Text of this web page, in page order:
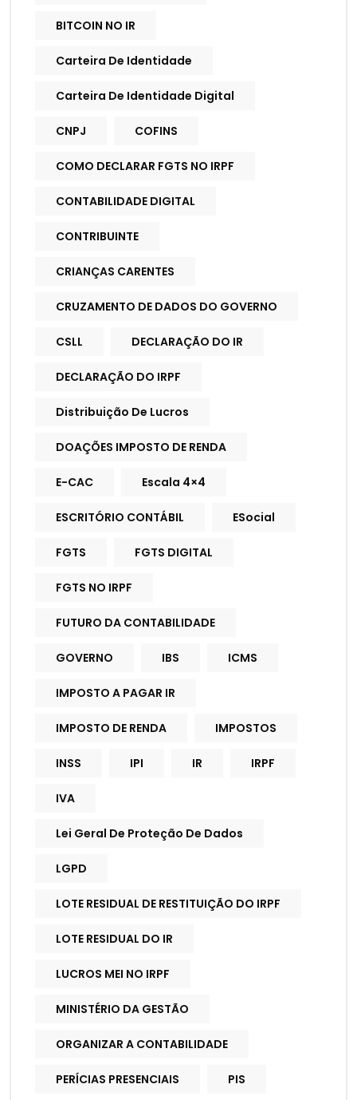
BITCOIN NO IR
Carteira De Identidade
Carteira De Identidade Digital
CNPJ COFINS
COMO DECLARAR FGTS NO IRPF
CONTABILIDADE DIGITAL
CONTRIBUINTE
CRIANÇAS CARENTES
CRUZAMENTO DE DADOS DO GOVERNO
CSLL DECLARAÇÃO DO IR
DECLARAÇÃO DO IRPF
Distribuição De Lucros
DOAÇÕES IMPOSTO DE RENDA
E-CAC Escala 4×4
ESCRITÓRIO CONTÁBIL ESocial
FGTS FGTS DIGITAL
FGTS NO IRPF
FUTURO DA CONTABILIDADE
GOVERNO IBS ICMS
IMPOSTO A PAGAR IR
IMPOSTO DE RENDA IMPOSTOS
INSS IPI IR IRPF
IVA
Lei Geral De Proteção De Dados
LGPD
LOTE RESIDUAL DE RESTITUIÇÃO DO IRPF
LOTE RESIDUAL DO IR
LUCROS MEI NO IRPF
MINISTÉRIO DA GESTÃO
ORGANIZAR A CONTABILIDADE
PERÍCIAS PRESENCIAIS PIS